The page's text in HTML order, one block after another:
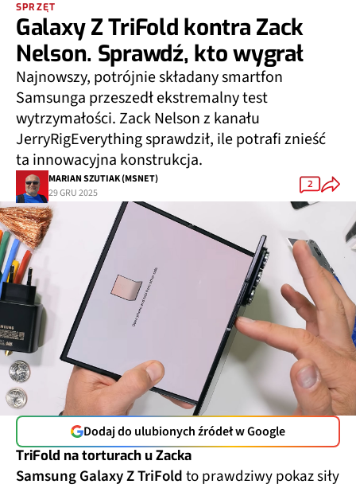
SPRZĘT
Galaxy Z TriFold kontra Zack
Nelson. Sprawdź, kto wygrał
Najnowszy, potrójnie składany smartfon
Samsunga przeszedł ekstremalny test
wytrzymałości. Zack Nelson z kanału
JerryRigEverything sprawdził, ile potrafi znieść
ta innowacyjna konstrukcja.
MARIAN SZUTIAK (MSNET)
29 GRU 2025
2
Dodaj do ulubionych źródeł w Google
TriFold na torturach u Zacka
Samsung Galaxy Z TriFoldto prawdziwy pokaz siły